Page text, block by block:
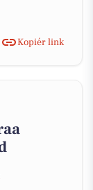
Kopiér link